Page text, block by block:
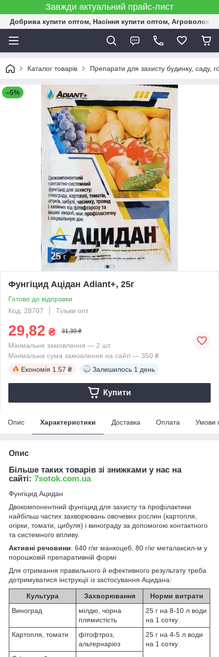
Завжди актуальний прайс-лист
Добрива купити оптом, Насіння купити оптом,
Каталог товарів Препарати для захисту будинку, саду,
–5%
Фунгіцид Ацідан Adiant+, 25г
Готово до відправки
Код: 28707
Тільки опт
29,82 ₴ 31,39 ₴
Мінімальне замовлення — 2 шт.
Мінімальна сума замовлення на сайті — 350 ₴
Економія 1.57 ₴ Залишилось 1 день
Купити
Опис Характеристики Доставка Оплата Умови
Опис
Більше таких товарів зі знижками у нас на
сайті: 7sotok.com.ua
Фунгіцид Ацидан
Двокомпонентний фунгіцид для захисту та профілактики
найбільш частих захворювань овочевих рослин (картопля,
огірки, томати, цибуля) і винограду за допомогою контактного
та системного впливу.
Активні речовини: 640 г/кг манкоцеб, 80 г/кг металаксил-м у
порошковій препаративній формі
Для отримання правильного й ефективного результату треба
дотримуватися інструкції із застосування Ацидана:
Культура Захворювання
Норми витрати
Виноград
мілдю, чорна
плямистість
25 г на 8-10 л води
на 1 сотку
Картопля, томати
фітофтроз,
альтернаріоз
25 г на 4-5 л води
на 1 сотку